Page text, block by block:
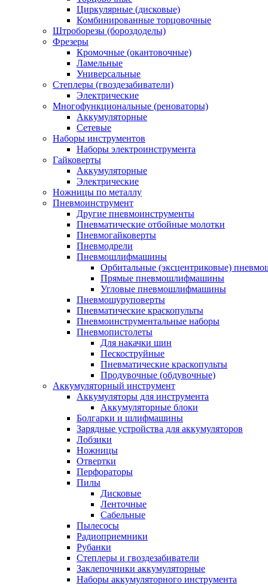
Циркулярные (дисковые)
Комбинированные торцовочные
Штроборезы (бороздоделы)
Фрезеры
Кромочные (окантовочные)
Ламельные
Универсальные
Степлеры (гвоздезабиватели)
Электрические
Многофункциональные (реноваторы)
Аккумуляторные
Сетевые
Наборы инструментов
Наборы электроинструмента
Гайковерты
Аккумуляторные
Электрические
Ножницы по металлу
Пневмоинструмент
Другие пневмоинструменты
Пневматические отбойные молотки
Пневмогайковерты
Пневмодрели
Пневмошлифмашины
Орбитальные (эксцентриковые)
Прямые пневмошлифмашины
Угловые пневмошлифмашины
Пневмошуруповерты
Пневматические краскопульты
Пневмоинструментальные наборы
Пневмопистолеты
Для накачки шин
Пескоструйные
Пневматические краскопульты
Продувочные (обдувочные)
Аккумуляторный инструмент
Аккумуляторы для инструмента
Аккумуляторные блоки
Болгарки и шлифмашины
Зарядные устройства для аккумуляторов
Лобзики
Ножницы
Отвертки
Перфораторы
Пилы
Дисковые
Ленточные
Сабельные
Пылесосы
Радиоприемники
Рубанки
Степлеры и гвоздезабиватели
Заклепочники аккумуляторные
Наборы аккумуляторного инструмента